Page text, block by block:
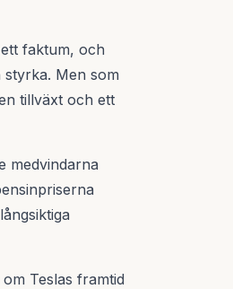
faktum, och
Men som
tillväxt och ett
medvindarna
Teslas framtid